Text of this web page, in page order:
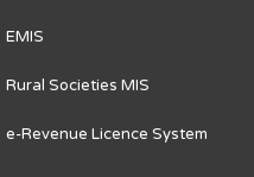
EMIS
Rural Societies MIS
e-Revenue Licence System